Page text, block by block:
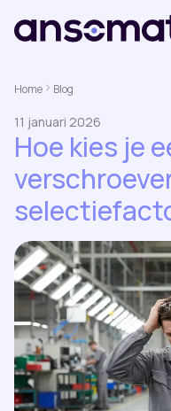
Home Blog
11 januari 2026
Hoe kies je